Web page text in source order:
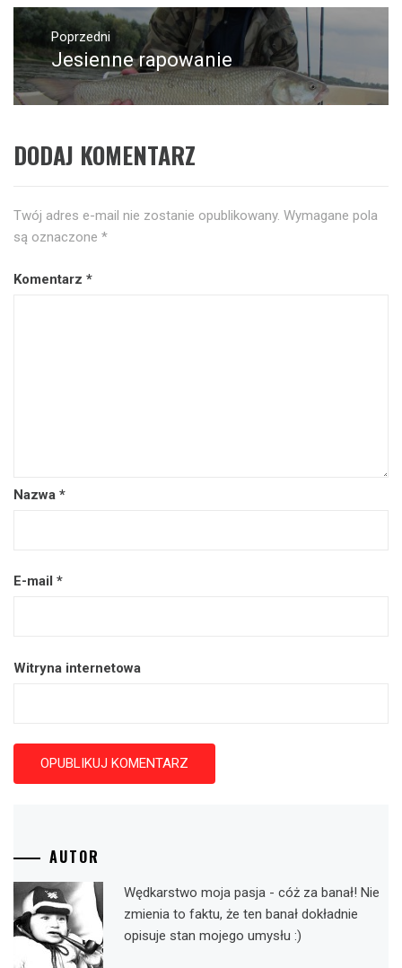
Nawigacja
wpisuPoprzedni
Poprzedni
wpis:
Jesienne rapowanie
DODAJ KOMENTARZ
Twój adres e-mail nie zostanie opublikowany. Wymagane pola
są oznaczone *
Komentarz *
Nazwa *
E-mail *
Witryna internetowa
AUTOR
Wędkarstwo moja pasja - cóż za banał! Nie
zmienia to faktu, że ten banał dokładnie
opisuje stan mojego umysłu :)